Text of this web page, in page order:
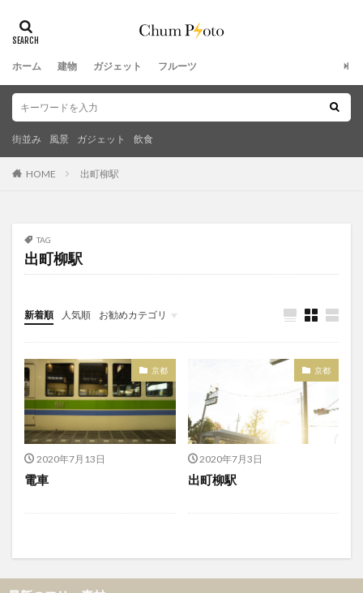
ホーム 建物 ガジェット フルーツ
街並み 風景 ガジェット 飲食
HOME 出町柳駅
TAG
出町柳駅
新着順 人気順 お勧めカテゴリ
未分類
京都
2020年7月13日
電車
京都
2020年7月3日
出町柳駅